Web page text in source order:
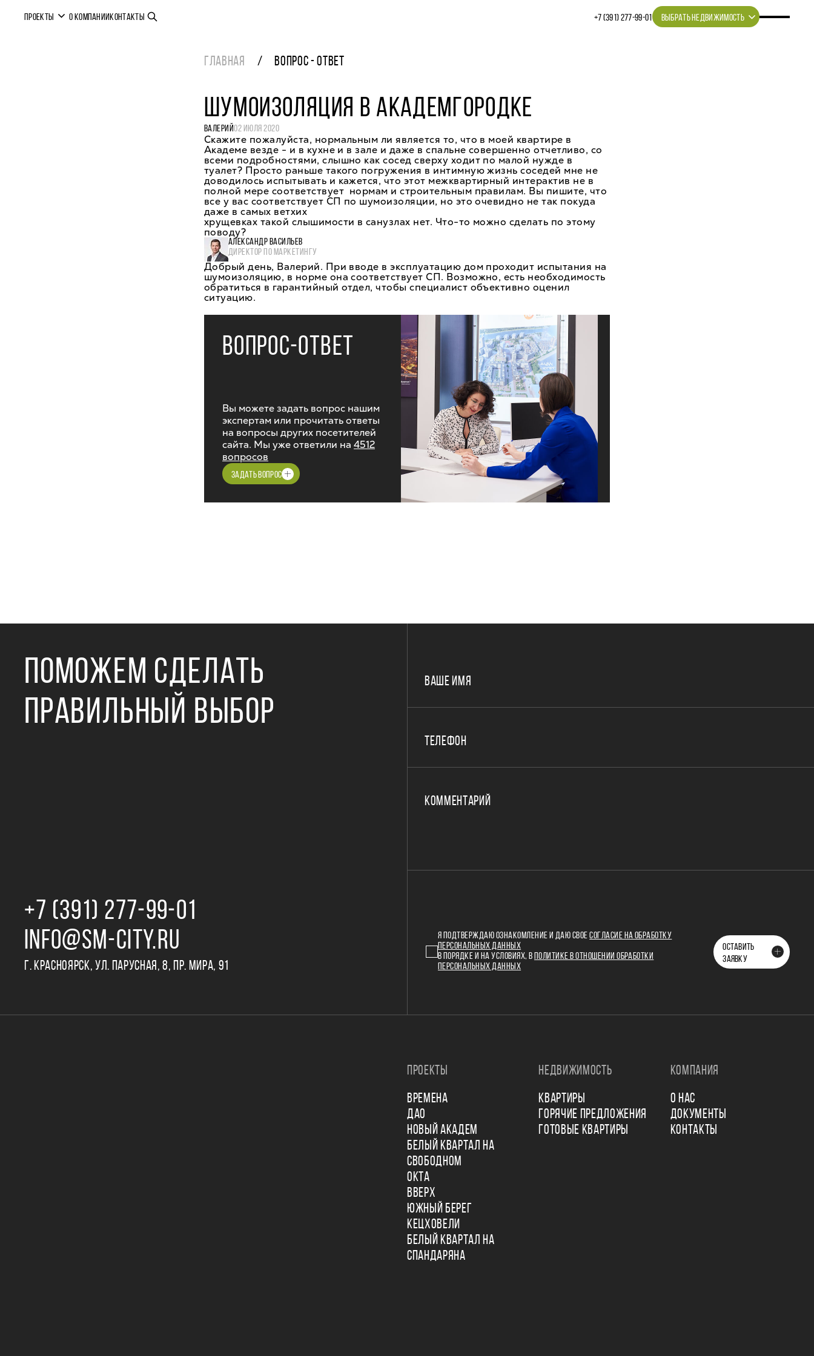
ПРОЕКТЫ О КОМПАНИИКОНТАКТЫ +7 (391) 277‒99‒01 ВЫБРАТЬ НЕДВИЖИМОСТЬ
ГЛАВНАЯ ВОПРОС - ОТВЕТ
ШУМОИЗОЛЯЦИЯ В АКАДЕМГОРОДКЕ
ВАЛЕРИЙ02 ИЮЛЯ 2020
Скажите пожалуйста, нормальным ли является то, что в моей квартире в
Академе везде - и в кухне и в зале и даже в спальне совершенно отчетливо, со
всеми подробностями, слышно как сосед сверху ходит по малой нужде в
туалет? Просто раньше такого погружения в интимную жизнь соседей мне не
доводилось испытывать и кажется, что этот межквартирный интерактив не в
полной мере соответствует нормам и строительным правилам. Вы пишите, что
все у вас соответствует СП по шумоизоляции, но это очевидно не так покуда
даже в самых ветхих
хрущевках такой слышимости в санузлах нет. Что-то можно сделать по этому
поводу?
АЛЕКСАНДР ВАСИЛЬЕВ
ДИРЕКТОР ПО МАРКЕТИНГУ
Добрый день, Валерий. При вводе в эксплуатацию дом проходит испытания на
шумоизоляцию, в норме она соответствует СП. Возможно, есть необходимость
обратиться в гарантийный отдел, чтобы специалист объективно оценил
ситуацию.
ВОПРОС-ОТВЕТ
Вы можете задать вопрос нашим
экспертам или прочитать ответы
на вопросы других посетителей
сайта. Мы уже ответили на 4512
вопросов
ЗАДАТЬ ВОПРОС
ПОМОЖЕМ СДЕЛАТЬ
ПРАВИЛЬНЫЙ ВЫБОР
+7 (391) 277‒99‒01
INFO@SM-CITY.RU
Г. КРАСНОЯРСК, УЛ. ПАРУСНАЯ, 8, ПР. МИРА, 91
ВАШЕ ИМЯ
ТЕЛЕФОН
КОММЕНТАРИЙ
Я ПОДТВЕРЖДАЮ ОЗНАКОМЛЕНИЕ И ДАЮ СВОЕСОГЛАСИЕ НА ОБРАБОТКУ
ПЕРСОНАЛЬНЫХ ДАННЫХ
В ПОРЯДКЕ И НА УСЛОВИЯХ, В
ПОЛИТИКЕ В ОТНОШЕНИИ ОБРАБОТКИ
ПЕРСОНАЛЬНЫХ ДАННЫХ
ОСТАВИТЬ
ЗАЯВКУ
ПРОЕКТЫ
ВРЕМЕНА
ДАО
НОВЫЙ АКАДЕМ
БЕЛЫЙ КВАРТАЛ НА
СВОБОДНОМ
ОКТА
ВВЕРХ
ЮЖНЫЙ БЕРЕГ
КЕЦХОВЕЛИ
БЕЛЫЙ КВАРТАЛ НА
СПАНДАРЯНА
НЕДВИЖИМОСТЬ
КВАРТИРЫ
ГОРЯЧИЕ ПРЕДЛОЖЕНИЯ
ГОТОВЫЕ КВАРТИРЫ
КОМПАНИЯ
О НАС
ДОКУМЕНТЫ
КОНТАКТЫ